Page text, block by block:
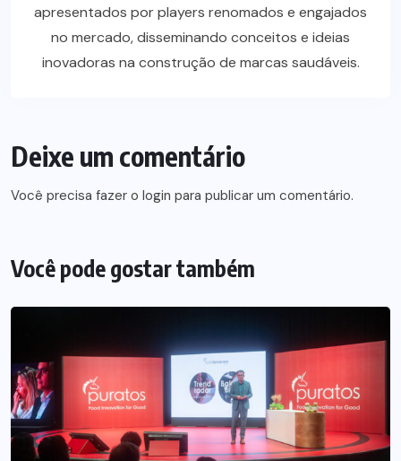
apresentados por players renomados e engajados
no mercado, disseminando conceitos e ideias
inovadoras na construção de marcas saudáveis.
Deixe um comentário
Você precisa fazer o login para publicar um comentário.
Você pode gostar também